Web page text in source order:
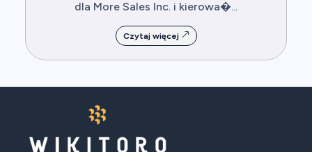
dla More Sales Inc. i kierowa�...
Czytaj więcej